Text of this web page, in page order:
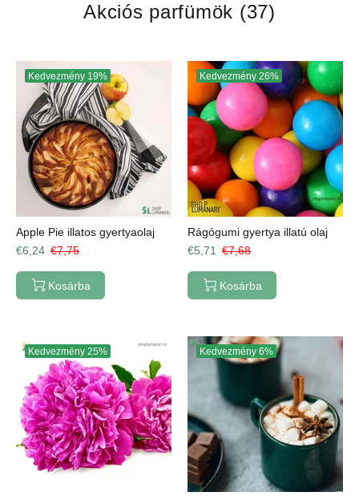
Akciós parfümök (37)
Kedvezmény 19%
Apple Pie illatos gyertyaolaj
€6,24 €7,75
Kosárba
Kedvezmény 26%
Rágógumi gyertya illatú olaj
€5,71
€7,68
Kosárba
Kedvezmény 25% Kedvezmény 6%